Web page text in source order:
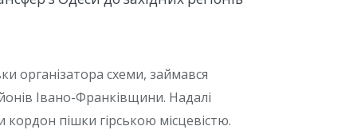
організатора схеми, займався
Івано-Франківщини. Надалі
кордон пішки гірською місцевістю.